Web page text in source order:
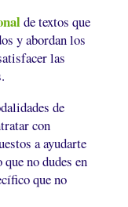
de textos que
y abordan los
las
de
con
a ayudarte
no dudes en
que no